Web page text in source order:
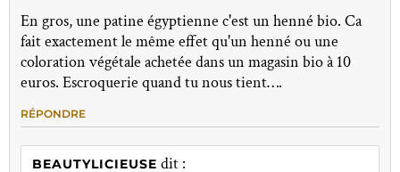
En gros, une patine égyptienne c'est un henné bio. Ca
fait exactement le même effet qu'un henné ou une
coloration végétale achetée dans un magasin bio à 10
euros. Escroquerie quand tu nous tient….
RÉPONDRE
BEAUTYLICIEUSE dit :